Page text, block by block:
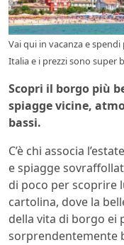
Vai qui in vacanza e
Italia e i prezzi sono super
Scopri il borgo più
spiagge vicine,
bassi.
C’è chi associa
e spiagge
di poco per scoprire
cartolina, dove la
della vita di borgo ei
sorprendentemente